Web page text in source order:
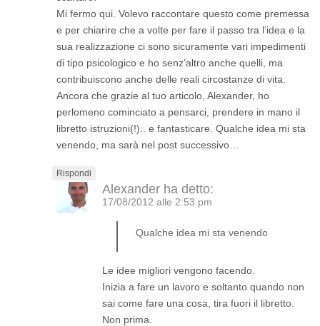
Mi fermo qui. Volevo raccontare questo come premessa
e per chiarire che a volte per fare il passo tra l’idea e la
sua realizzazione ci sono sicuramente vari impedimenti
di tipo psicologico e ho senz’altro anche quelli, ma
contribuiscono anche delle reali circostanze di vita.
Ancora che grazie al tuo articolo, Alexander, ho
perlomeno cominciato a pensarci, prendere in mano il
libretto istruzioni(!).. e fantasticare. Qualche idea mi sta
venendo, ma sarà nel post successivo…
Rispondi
Alexander ha detto:
17/08/2012 alle 2:53 pm
Qualche idea mi sta venendo
Le idee migliori vengono facendo.
Inizia a fare un lavoro e soltanto quando non
sai come fare una cosa, tira fuori il libretto.
Non prima.